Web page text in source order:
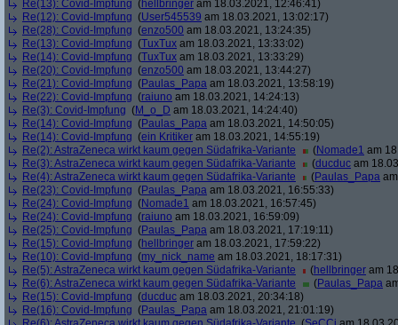
Re(13): Covid-Impfung (hellbringer am 18.03.2021, 12:46:41)
Re(12): Covid-Impfung (User545539 am 18.03.2021, 13:02:17)
Re(28): Covid-Impfung (enzo500 am 18.03.2021, 13:24:35)
Re(13): Covid-Impfung (TuxTux am 18.03.2021, 13:33:02)
Re(14): Covid-Impfung (TuxTux am 18.03.2021, 13:33:29)
Re(20): Covid-Impfung (enzo500 am 18.03.2021, 13:44:27)
Re(21): Covid-Impfung (Paulas_Papa am 18.03.2021, 13:58:19)
Re(22): Covid-Impfung (raiuno am 18.03.2021, 14:24:13)
Re(3): Covid-Impfung (M_o_D am 18.03.2021, 14:24:40)
Re(14): Covid-Impfung (Paulas_Papa am 18.03.2021, 14:50:05)
Re(14): Covid-Impfung (ein Kritiker am 18.03.2021, 14:55:19)
Re(2): AstraZeneca wirkt kaum gegen Südafrika-Variante
(Nomade1 am
Re(3): AstraZeneca wirkt kaum gegen Südafrika-Variante
(ducduc am
Re(4): AstraZeneca wirkt kaum gegen Südafrika-Variante
(Paulas_Papa
Re(23): Covid-Impfung (Paulas_Papa am 18.03.2021, 16:55:33)
Re(24): Covid-Impfung (Nomade1 am 18.03.2021, 16:57:45)
Re(24): Covid-Impfung (raiuno am 18.03.2021, 16:59:09)
Re(25): Covid-Impfung (Paulas_Papa am 18.03.2021, 17:19:11)
Re(15): Covid-Impfung (hellbringer am 18.03.2021, 17:59:22)
Re(10): Covid-Impfung (my_nick_name am 18.03.2021, 18:17:31)
Re(5): AstraZeneca wirkt kaum gegen Südafrika-Variante
(hellbringer am
Re(6): AstraZeneca wirkt kaum gegen Südafrika-Variante
(Paulas_Papa
Re(15): Covid-Impfung (ducduc am 18.03.2021, 20:34:18)
Re(16): Covid-Impfung (Paulas_Papa am 18.03.2021, 21:01:19)